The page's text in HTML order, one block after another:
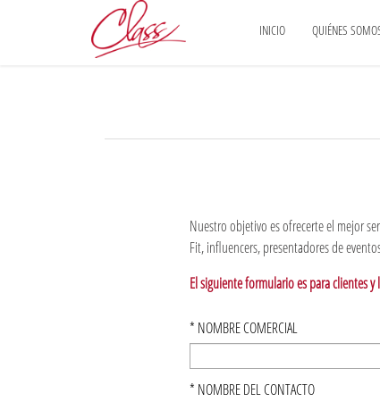
INICIO QUIÉNES
Nuestro objetivo es ofrecerte el mejor
Fit, influencers, presentadores de
El siguiente formulario es para clientes
* NOMBRE COMERCIAL
* NOMBRE DEL CONTACTO